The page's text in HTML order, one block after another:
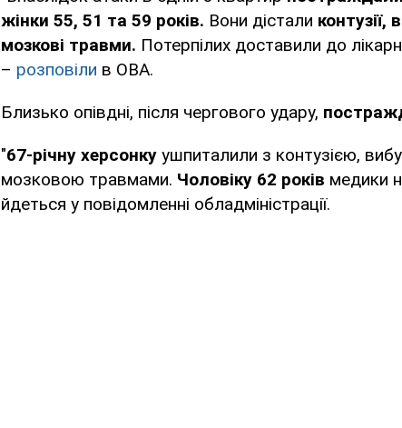
жінки 55, 51 та 59 років. Вони дістали контузії,
мозкові травми. Потерпілих доставили до
– розповіли в ОВА.
Близько опівдні, після чергового удару,
"67-річну херсонку ушпиталили з контузією,
мозковою травмами. Чоловіку 62 років медики
йдеться у повідомленні обладміністрації.